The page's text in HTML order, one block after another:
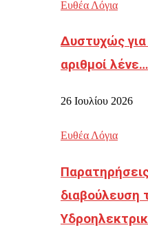
Ευθέα Λόγια
Δυστυχώς
αριθμοί λένε…
26 Ιουλίου 2026
Ευθέα Λόγια
διαβούλευση